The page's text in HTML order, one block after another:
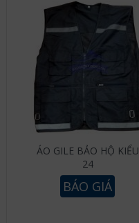
ÁO GILE BẢO HỘ KIỂU
24
BÁO GIÁ